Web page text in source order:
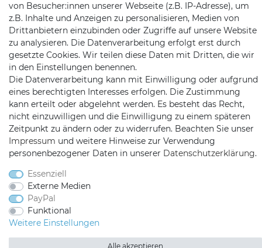
Satshopping auf Facebook
Satshopping auf
Satshopping auf
| copyright & design by mediaria®
*Alle Preise inkl. MwSt., zzgl. Versandkosten
von Besucher:innen unserer Webseite (z.B. IP-Adresse), um
z.B. Inhalte und Anzeigen zu personalisieren, Medien von
Drittanbietern einzubinden oder Zugriffe auf unsere Website
zu analysieren. Die Datenverarbeitung erfolgt erst durch
gesetzte Cookies. Wir teilen diese Daten mit Dritten, die wir
in den Einstellungen benennen.
Die Datenverarbeitung kann mit Einwilligung oder aufgrund
eines berechtigten Interesses erfolgen. Die Zustimmung
kann erteilt oder abgelehnt werden. Es besteht das Recht,
nicht einzuwilligen und die Einwilligung zu einem späteren
Zeitpunkt zu ändern oder zu widerrufen. Beachten Sie unser
Impressum und weitere Hinweise zur Verwendung
personenbezogener Daten in unserer Daten­schutz­erklärung.
Essenziell
Externe Medien
PayPal
Funktional
Weitere Einstellungen
Alle akzeptieren